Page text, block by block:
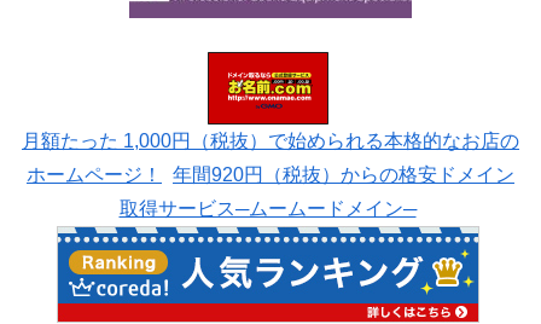
月額たった 1,000円（税抜）で始められる本格的なお店の
ホームページ！
年間920円（税抜）からの格安ドメイン
取得サービス─ムームードメイン─